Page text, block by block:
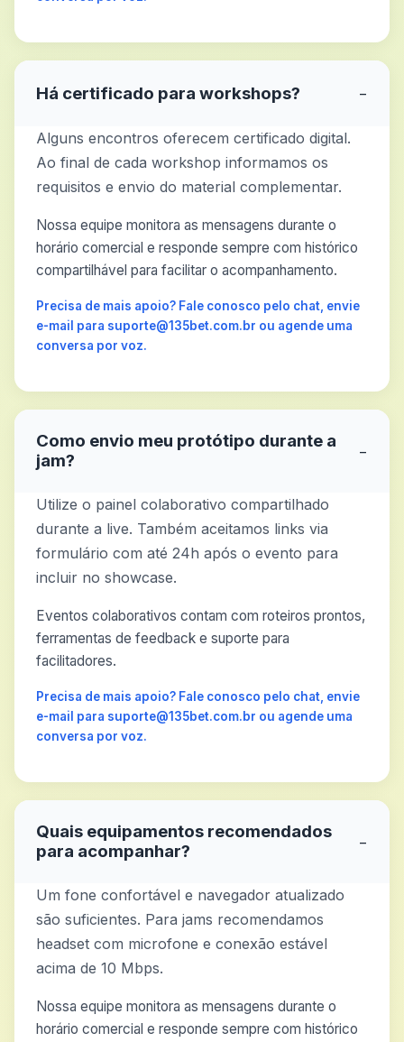
Há certificado para workshops? −
Alguns encontros oferecem certificado digital.
Ao final de cada workshop informamos os
requisitos e envio do material complementar.
Nossa equipe monitora as mensagens durante o
horário comercial e responde sempre com histórico
compartilhável para facilitar o acompanhamento.
Precisa de mais apoio? Fale conosco pelo chat, envie
e-mail para suporte@135bet.com.br ou agende uma
conversa por voz.
Como envio meu protótipo durante a
jam?
−
Utilize o painel colaborativo compartilhado
durante a live. Também aceitamos links via
formulário com até 24h após o evento para
incluir no showcase.
Eventos colaborativos contam com roteiros prontos,
ferramentas de feedback e suporte para
facilitadores.
Precisa de mais apoio? Fale conosco pelo chat, envie
e-mail para suporte@135bet.com.br ou agende uma
conversa por voz.
Quais equipamentos recomendados
para acompanhar?
−
Um fone confortável e navegador atualizado
são suficientes. Para jams recomendamos
headset com microfone e conexão estável
acima de 10 Mbps.
Nossa equipe monitora as mensagens durante o
horário comercial e responde sempre com histórico